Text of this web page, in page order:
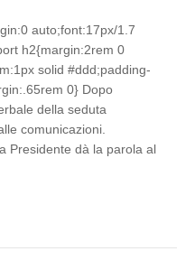
auto;font:17px/1.7
h2{margin:2rem 0
solid #ddd;padding-
0} Dopo
della seduta
comunicazioni.
Presidente dà la parola al